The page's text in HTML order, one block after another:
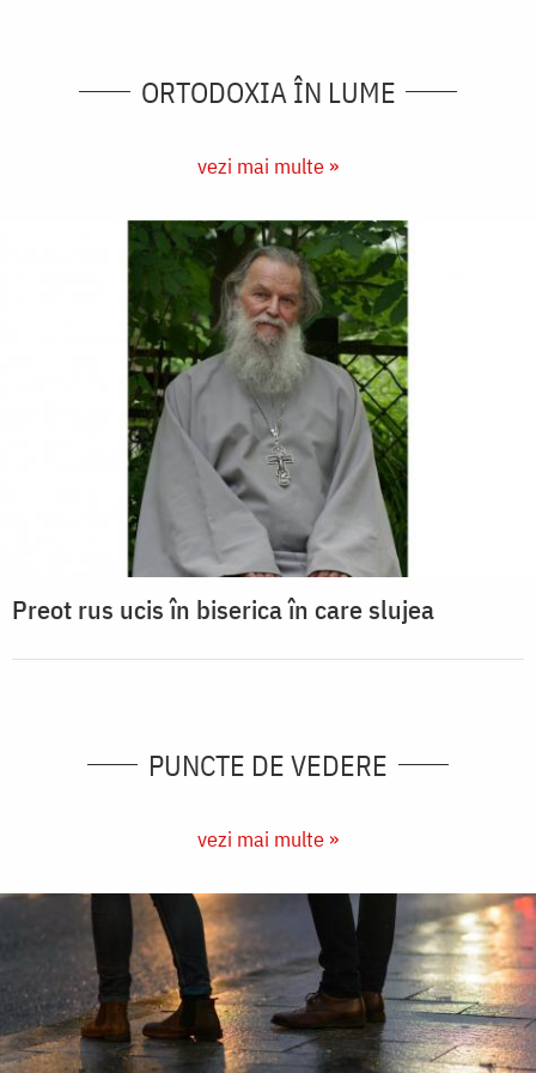
ORTODOXIA ÎN LUME
vezi mai multe »
Preot rus ucis în biserica în care slujea
PUNCTE DE VEDERE
vezi mai multe »